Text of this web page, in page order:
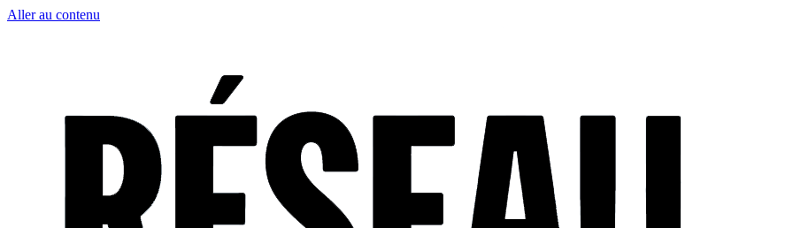
Aller au contenu